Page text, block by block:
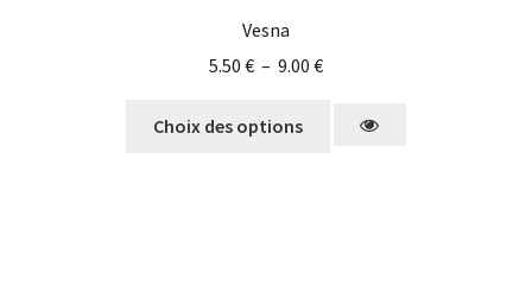
Vesna
5.50 € – 9.00 €
Choix des options